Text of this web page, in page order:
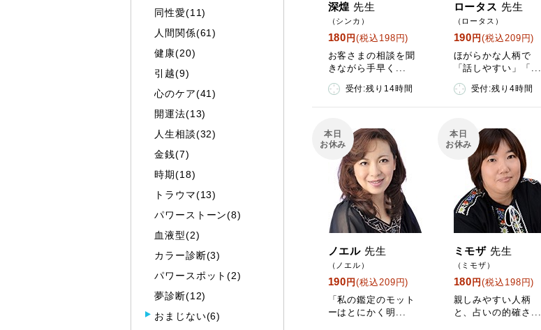
同性愛(11)
人間関係(61)
健康(20)
引越(9)
心のケア(41)
開運法(13)
人生相談(32)
金銭(7)
時期(18)
トラウマ(13)
パワーストーン(8)
血液型(2)
カラー診断(3)
パワースポット(2)
夢診断(12)
おまじない(6)
深煌 先生
（シンカ）
180 円(税込198円)
お客さまの相談を聞
きながら手早く...
受付:残り14時間
ロータス 先生
（ロータス）
190 円(税込209円)
ほがらかな人柄で
「話しやすい」「...
受付:残り4時間
ノエル 先生
（ノエル）
本日
お休み
190 円(税込209円)
「私の鑑定のモット
ーはとにかく明...
ミモザ 先生
（ミモザ）
本日
お休み
180 円(税込198円)
親しみやすい人柄
と、占いの的確さ...